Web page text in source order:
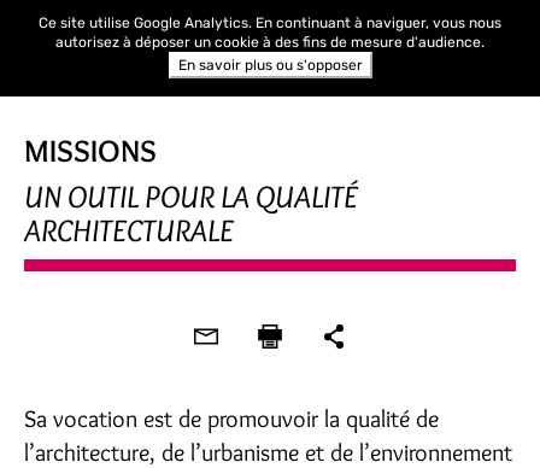
MISSIONS
UN OUTIL POUR LA QUALITÉ
ARCHITECTURALE
Sa vocation est de promouvoir la qualité de
l’architecture, de l’urbanisme et de l’environnement
Ce site utilise Google Analytics. En continuant à naviguer, vous nous
autorisez à déposer un cookie à des fins de mesure d'audience.
En savoir plus ou s'opposer